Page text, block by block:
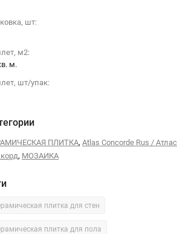
шт:
м2:
м.
шт/упак:
ПЛИТКА,Atlas Concorde Rus / Атлас
, МОЗАИКА
плитка для стен
плитка для пола